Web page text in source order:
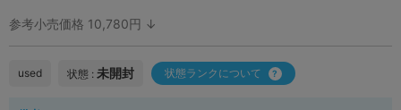
参考小売価格 10,780円 ↓
used 状態 : 未開封 状態ランクについて